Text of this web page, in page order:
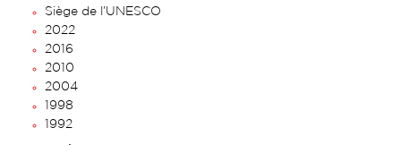
Siège de l’UNESCO
2022
2016
2010
2004
1998
1992